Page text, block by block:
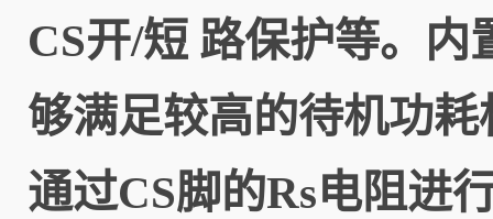
CS开/短 路保护等。
够满足较高的待机功
通过CS脚的Rs电阻进